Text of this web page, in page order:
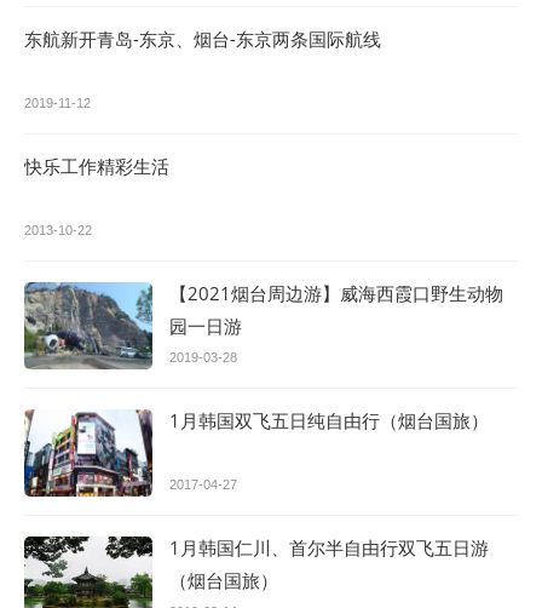
东航新开青岛-东京、烟台-东京两条国际航线
2019-11-12
快乐工作精彩生活
2013-10-22
【2021烟台周边游】威海西霞口野生动物
园一日游
2019-03-28
1月韩国双飞五日纯自由行（烟台国旅）
2017-04-27
1月韩国仁川、首尔半自由行双飞五日游
（烟台国旅）